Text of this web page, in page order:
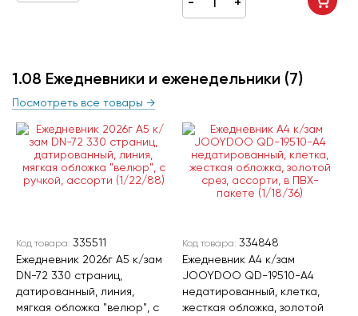
1.08 Ежедневники и еженедельники (7)
Посмотреть все товары →
Код товара: 335511
Ежедневник 2026г А5 к/зам
DN-72 330 страниц,
датированный, линия,
мягкая обложка "велюр", с
Код товара: 334848
Ежедневник А4 к/зам
JOOYDOO QD-19510-A4
недатированный, клетка,
жесткая обложка, золотой